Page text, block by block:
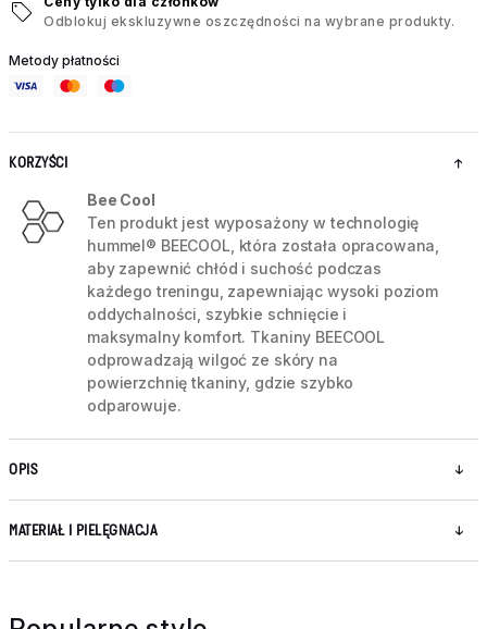
Odblokuj ekskluzywne oszczędności na wybrane produkty.
Metody płatności
KORZYŚCI
Bee Cool
Ten produkt jest wyposażony w technologię
hummel® BEECOOL, która została opracowana,
aby zapewnić chłód i suchość podczas
każdego treningu, zapewniając wysoki poziom
oddychalności, szybkie schnięcie i
maksymalny komfort. Tkaniny BEECOOL
odprowadzają wilgoć ze skóry na
powierzchnię tkaniny, gdzie szybko
odparowuje.
OPIS
MATERIAŁ I PIELĘGNACJA